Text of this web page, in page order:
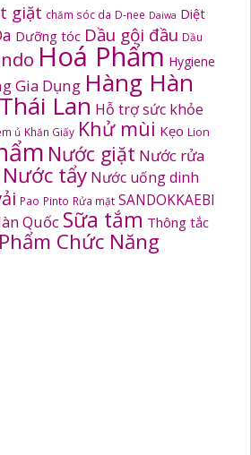
giặt chăm sóc da D-nee Daiwa Diệt
Dưỡng tóc Dầu gội đầu Dầu
Hoá Phẩm Hygiene
Gia Dụng Hàng Hàn
Lan Hỗ trợ sức khỏe
ủ Khăn Giấy Khử mùi Kẹo Lion
Nước giặt Nước rửa
Nước tẩy Nước uống dinh
Pao Pinto Rửa mặt SANDOKKAEBI
Quốc Sữa tắm Thông tắc
Chức Năng